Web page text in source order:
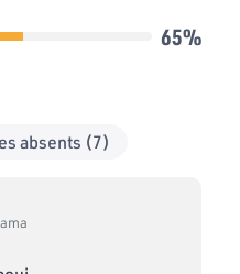
65%
absents (7)